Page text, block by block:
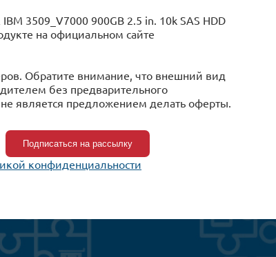
3509_V7000 900GB 2.5 in. 10k SAS HDD
на официальном сайте
Обратите внимание, что внешний вид
без предварительного
является предложением делать оферты.
конфиденциальности